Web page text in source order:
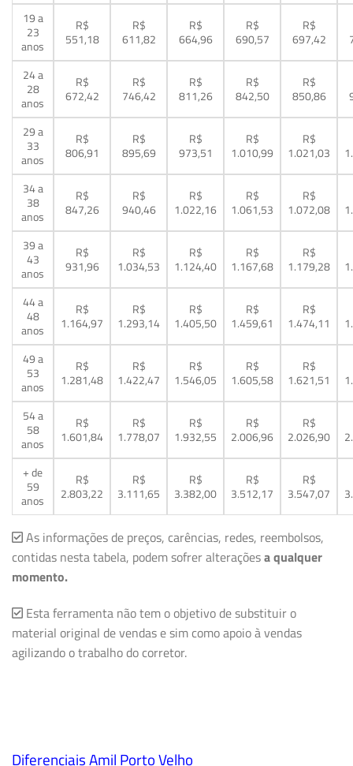
19 a
23
anos
R$
551,18
R$
611,82
R$
664,96
R$
690,57
R$
697,42
24 a
28
anos
R$
672,42
R$
746,42
R$
811,26
R$
842,50
R$
850,86
29 a
33
anos
R$
806,91
R$
895,69
R$
973,51
R$
1.010,99
R$
1.021,03
34 a
38
anos
R$
847,26
R$
940,46
R$
1.022,16
R$
1.061,53
R$
1.072,08
39 a
43
anos
R$
931,96
R$
1.034,53
R$
1.124,40
R$
1.167,68
R$
1.179,28
44 a
48
anos
R$
1.164,97
R$
1.293,14
R$
1.405,50
R$
1.459,61
R$
1.474,11
49 a
53
anos
R$
1.281,48
R$
1.422,47
R$
1.546,05
R$
1.605,58
R$
1.621,51
54 a
58
anos
R$
1.601,84
R$
1.778,07
R$
1.932,55
R$
2.006,96
R$
2.026,90
+ de
59
anos
R$
2.803,22
R$
3.111,65
R$
3.382,00
R$
3.512,17
R$
3.547,07
As informações de preços, carências, redes, reembolsos,
contidas nesta tabela, podem sofrer alteraçõesa qualquer
momento.
Esta ferramenta não tem o objetivo de substituir o
material original de vendas e sim como apoio à vendas
agilizando o trabalho do corretor.
Diferenciais Amil Porto Velho